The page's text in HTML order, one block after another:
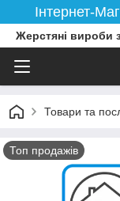
Інтернет-
Жерстяні вироби
Товари та
Топ продажів